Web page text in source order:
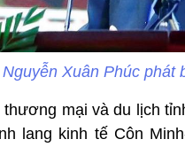
Xuân Phúc phát
mại và du lịch
lang kinh tế Côn